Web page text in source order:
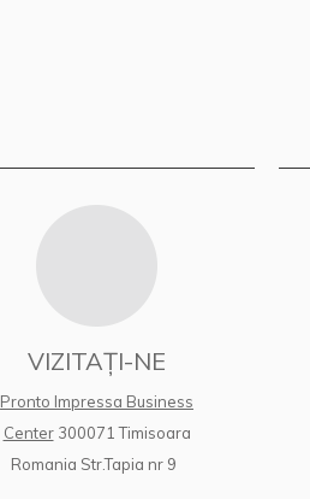
VIZITAȚI-NE
Pronto Impressa Business
Center300071 Timisoara
Romania Str.Tapia nr 9